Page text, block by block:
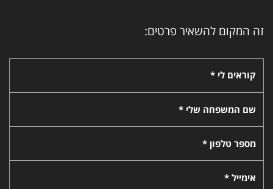
זה המקום להשאיר פרטים:
קוראים לי *
שם המשפחה שלי *
מספר טלפון *
אימייל *